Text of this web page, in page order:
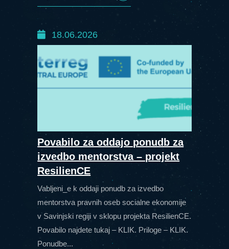
+
18.06.2026
Povabilo za oddajo ponudb za
izvedbo mentorstva – projekt
ResilienCE
Vabljeni_e k oddaji ponudb za izvedbo
mentorstva pravnih oseb socialne ekonomije
v Savinjski regiji v sklopu projekta ResilienCE.
Povabilo najdete tukaj – KLIK. Priloge – KLIK.
Ponudbe...